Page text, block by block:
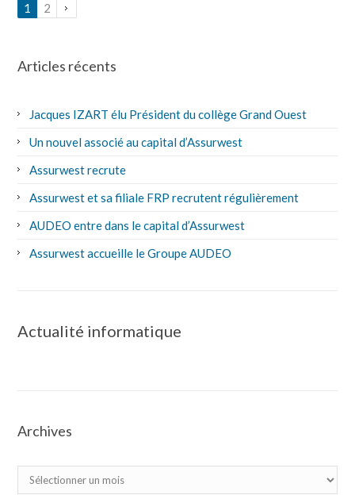
1 2
Articles récents
Jacques IZART élu Président du collège Grand Ouest
Un nouvel associé au capital d’Assurwest
Assurwest recrute
Assurwest et sa filiale FRP recrutent régulièrement
AUDEO entre dans le capital d’Assurwest
Assurwest accueille le Groupe AUDEO
Actualité informatique
Archives